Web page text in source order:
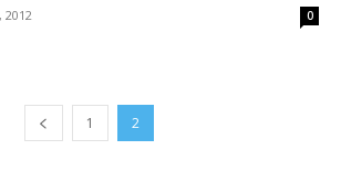
2012 0
1 2